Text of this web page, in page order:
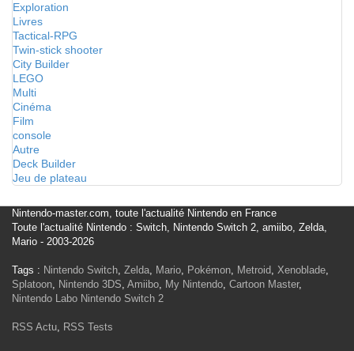
Exploration
Livres
Tactical-RPG
Twin-stick shooter
City Builder
LEGO
Multi
Cinéma
Film
console
Autre
Deck Builder
Jeu de plateau
Nintendo-master.com, toute l'actualité Nintendo en France
Toute l'actualité Nintendo : Switch, Nintendo Switch 2, amiibo, Zelda,
Mario - 2003-2026
Tags : Nintendo Switch, Zelda, Mario, Pokémon, Metroid, Xenoblade,
Splatoon, Nintendo 3DS, Amiibo, My Nintendo, Cartoon Master,
Nintendo Labo Nintendo Switch 2
RSS Actu, RSS Tests